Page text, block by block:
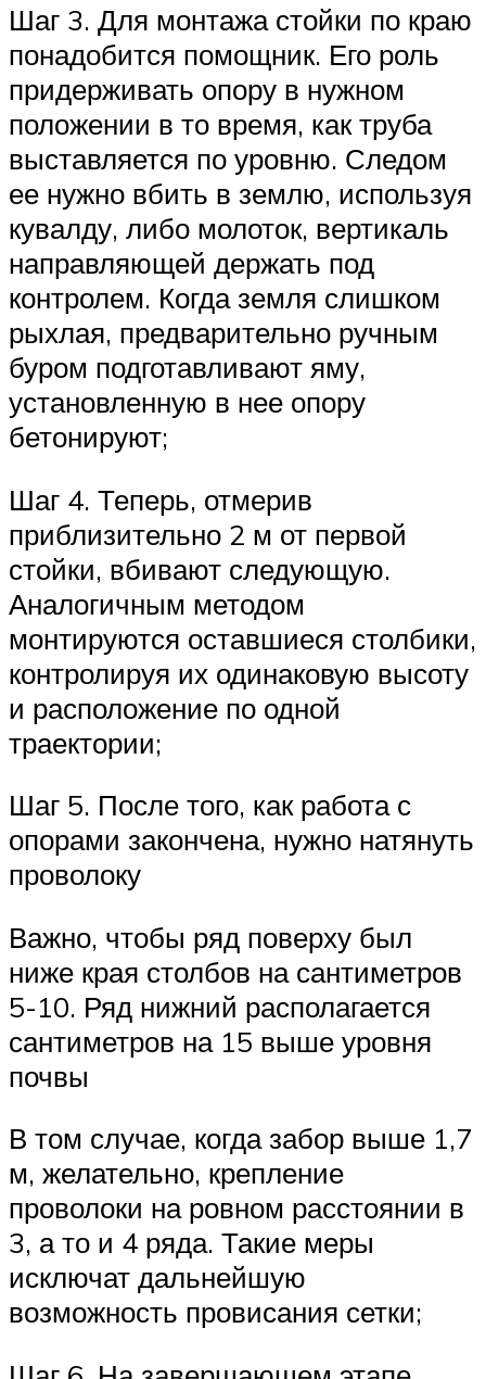
Шаг 3. Для монтажа стойки по краю
понадобится помощник. Его роль
придерживать опору в нужном
положении в то время, как труба
выставляется по уровню. Следом
ее нужно вбить в землю, используя
кувалду, либо молоток, вертикаль
направляющей держать под
контролем. Когда земля слишком
рыхлая, предварительно ручным
буром подготавливают яму,
установленную в нее опору
бетонируют;
Шаг 4. Теперь, отмерив
приблизительно 2 м от первой
стойки, вбивают следующую.
Аналогичным методом
монтируются оставшиеся столбики,
контролируя их одинаковую высоту
и расположение по одной
траектории;
Шаг 5. После того, как работа с
опорами закончена, нужно натянуть
проволоку
Важно, чтобы ряд поверху был
ниже края столбов на сантиметров
5-10. Ряд нижний располагается
сантиметров на 15 выше уровня
почвы
В том случае, когда забор выше 1,7
м, желательно, крепление
проволоки на ровном расстоянии в
3, а то и 4 ряда. Такие меры
исключат дальнейшую
возможность провисания сетки;